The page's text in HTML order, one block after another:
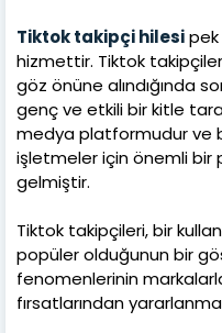
Tiktok takipçi hilesipek
hizmettir. Tiktok
göz önüne alındığında
genç ve etkili bir kitle
medya platformudur ve
işletmeler için önemli bir
gelmiştir.
Tiktok takipçileri, bir
popüler olduğunun bir
fenomenlerinin
fırsatlarından